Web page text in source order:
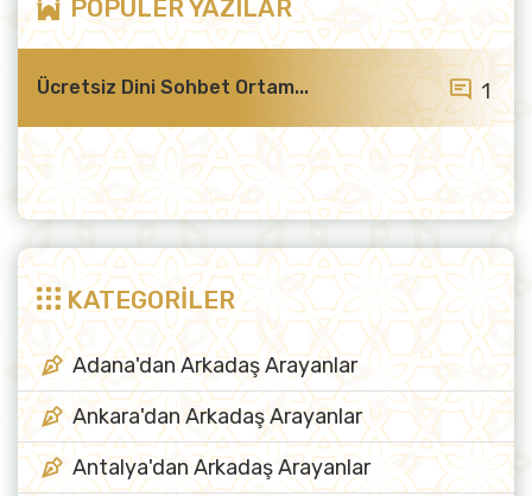
POPÜLER YAZILAR
Ücretsiz Dini Sohbet Ortam... 1
KATEGORİLER
Adana'dan Arkadaş Arayanlar
Ankara'dan Arkadaş Arayanlar
Antalya'dan Arkadaş Arayanlar